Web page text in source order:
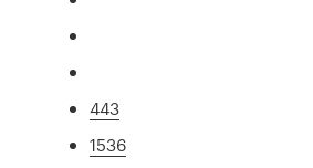
443
1536